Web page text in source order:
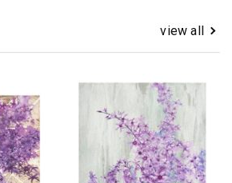
view all